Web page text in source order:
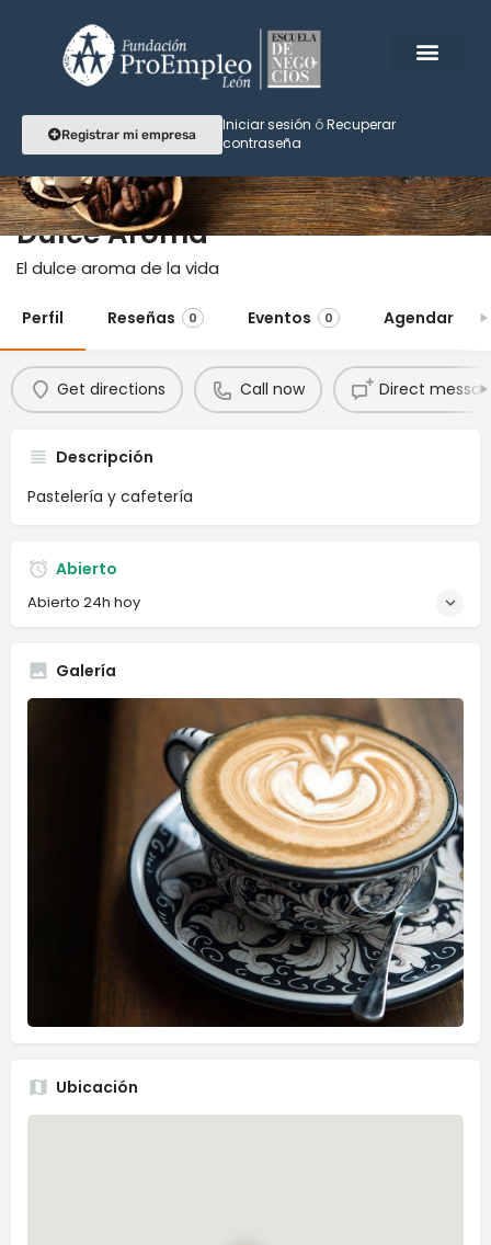
Registrar mi empresa
Iniciar sesión óRecuperar
contraseña
Dulce Aroma
El dulce aroma de la vida
Perfil Reseñas 0 Eventos 0 Agendar
Get directions Call now Direct
Descripción
Pastelería y cafetería
Abierto
Abierto 24h hoy
Galería
Ubicación